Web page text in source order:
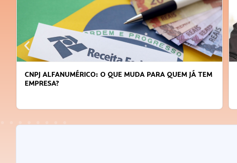
CNPJ ALFANUMÉRICO: O QUE MUDA PARA QUEM JÁ TEM
EMPRESA?